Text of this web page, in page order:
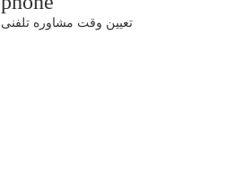
تعیین وقت مشاوره تلفنی